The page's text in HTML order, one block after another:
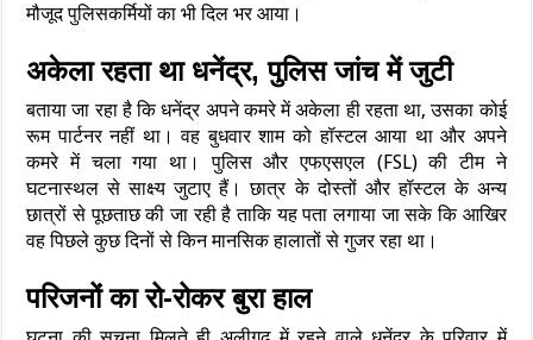
मौजूद पुलिसकर्मियों का भी दिल भर आया।
अकेला रहता था धनेंद्र, पुलिस जांच में जुटी
बताया जा रहा है कि धनेंद्र अपने कमरे में अकेला ही रहता था, उसका कोई
रूम पार्टनर नहीं था। वह बुधवार शाम को हॉस्टल आया था और अपने
कमरे में चला गया था। पुलिस और एफएसएल (FSL) की टीम ने
घटनास्थल से साक्ष्य जुटाए हैं। छात्र के दोस्तों और हॉस्टल के अन्य
छात्रों से पूछताछ की जा रही है ताकि यह पता लगाया जा सके कि आखिर
वह पिछले कुछ दिनों से किन मानसिक हालातों से गुजर रहा था।
परिजनों का रो-रोकर बुरा हाल